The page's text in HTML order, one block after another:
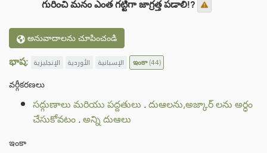
గురించి మనం ఎంత గట్టిగా జాగ్రత్త పడాలి!?
అనువాదాలను చూపించండి
భాష: الإنجليزية الأوردية الإسبانية ఇంకా(44)
వర్గీకరణలు
సద్గుణాలు మరియు పద్దతులు .దుఆలను,అజ్కార్ లను అర్ధం
చేసుకోవటం.అన్ని దుఆలు
ఇంకా